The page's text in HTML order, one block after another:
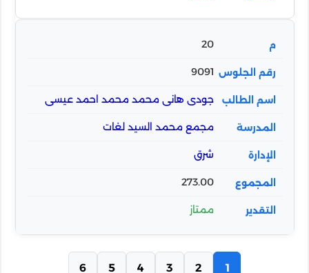
20
9091
جودى هانى محمد محمد احمد عيسى
مجمع محمد السيد لغات
شرق
273.00
ممتاز
1
2
3
4
5
6